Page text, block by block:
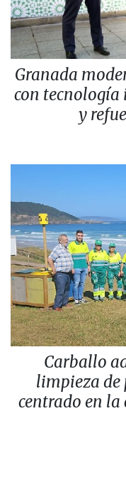
Granada
con tecnología
y
Carballo
limpieza de
centrado en